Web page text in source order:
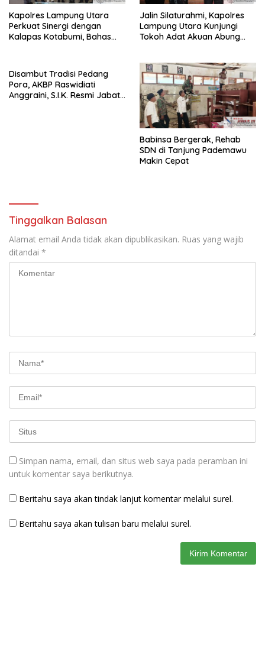
Kapolres Lampung Utara
Perkuat Sinergi dengan
Kalapas Kotabumi, Bahas
Jalin Silaturahmi, Kapolres
Lampung Utara Kunjungi
Tokoh Adat Akuan Abung
Disambut Tradisi Pedang
Pora, AKBP Raswidiati
Anggraini, S.I.K. Resmi Jabat
Babinsa Bergerak, Rehab
SDN di Tanjung Pademawu
Makin Cepat
Tinggalkan Balasan
Alamat email Anda tidak akan dipublikasikan. Ruas yang wajib
ditandai *
Simpan nama, email, dan situs web saya pada peramban ini
untuk komentar saya berikutnya.
Beritahu saya akan tindak lanjut komentar melalui surel.
Beritahu saya akan tulisan baru melalui surel.